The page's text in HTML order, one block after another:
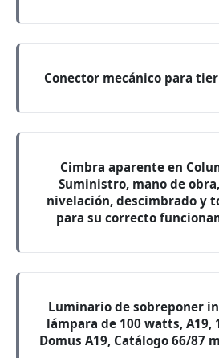
Conector mecánico para
Cimbra aparente en
Suministro, mano de
nivelación, descimbrado y
para su correcto
Luminario de sobreponer
lámpara de 100 watts, A19,
Domus A19, Catálogo 66/87